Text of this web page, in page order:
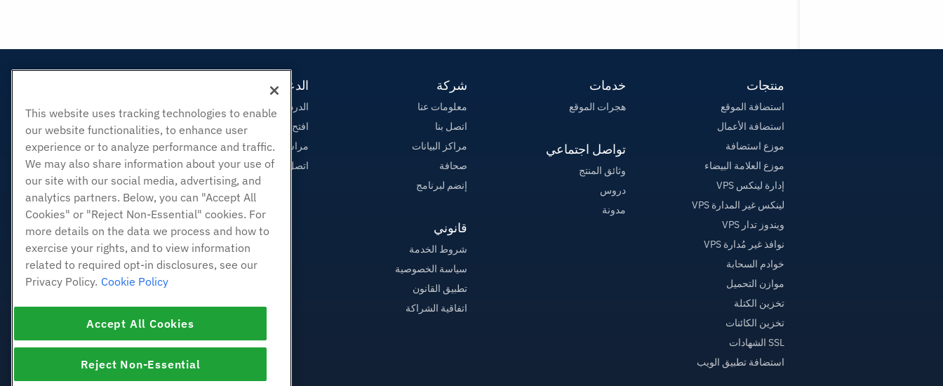
منتجات
استضافة الموقع
استضافة الأعمال
موزع استضافة
موزع العلامة البيضاء
إدارة لينكس VPS
لينكس غير المدارة VPS
ويندوز تدار VPS
نوافذ غير مُدارة VPS
خوادم السحابة
موازن التحميل
تخزين الكتلة
تخزين الكائنات
SSL الشهادات
استضافة تطبيق الويب
خدمات
هجرات الموقع
تواصل اجتماعي
وثائق المنتج
دروس
مدونة
شركة
معلومات عنا
اتصل بنا
مراكز البيانات
صحافة
إنضم لبرنامج
قانوني
شروط الخدمة
سياسة الخصوصية
تطبيق القانون
اتفاقية الشراكة
الدعم
الدردشة الحية معنا
افتح تذكرة الدعم
مراسلتنا على البريد الاليكتروني
اتصل بنا (888) 404-1279
This website uses tracking technologies to enable
our website functionalities, to enhance user
experience or to analyze performance and traffic.
We may also share information about your use of
our site with our social media, advertising, and
analytics partners. Below, you can "Accept All
Cookies" or "Reject Non-Essential" cookies. For
more details on the data we process and how to
exercise your rights, and to view information
related to required opt-in disclosures, see our
Privacy Policy. Cookie Policy
Accept All Cookies
Reject Non-Essential